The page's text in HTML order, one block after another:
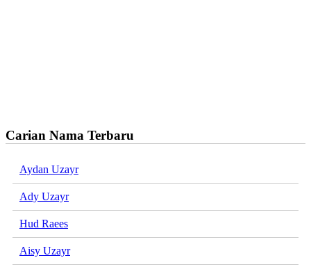
Carian Nama Terbaru
Aydan Uzayr
Ady Uzayr
Hud Raees
Aisy Uzayr